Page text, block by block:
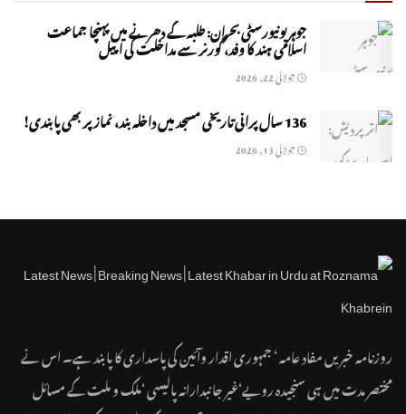
جوہر یونیورسٹی بحران: طلبہ کے دھرنے میں پہنچا جماعت
اسلامی ہند کا وفد، گورنر سے مداخلت کی اپیل
جولائی 22, 2026
136 سال پرانی تاریخی مسجد میں داخلہ بند، نماز پر بھی پابندی!
جولائی 13, 2026
روزنامہ خبریں مفاد عامہ ‘ جمہوری اقدار وآئین کی پاسداری کا پابند ہے۔ اس نے
مختصر مدت میں ہی سنجیدہ رویے‘غیر جانبدارانہ پالیسی ‘ملک و ملت کے مسائل